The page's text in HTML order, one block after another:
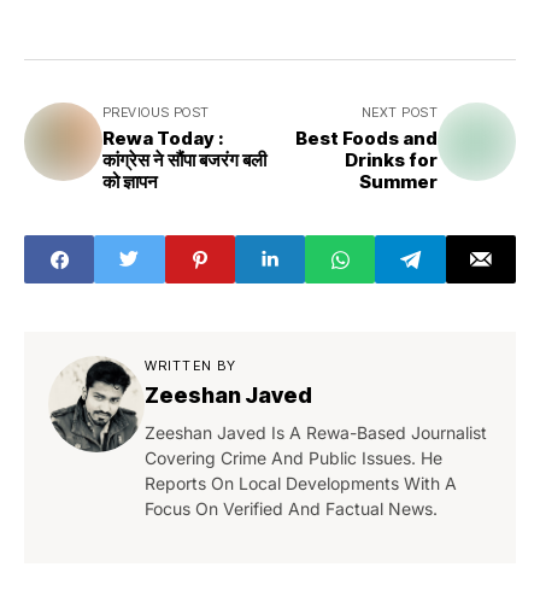
PREVIOUS POST
Rewa Today :
कांग्रेस ने सौंपा बजरंग बली
को ज्ञापन
NEXT POST
Best Foods and
Drinks for
Summer
WRITTEN BY
Zeeshan Javed
Zeeshan Javed Is A Rewa-Based Journalist
Covering Crime And Public Issues. He
Reports On Local Developments With A
Focus On Verified And Factual News.